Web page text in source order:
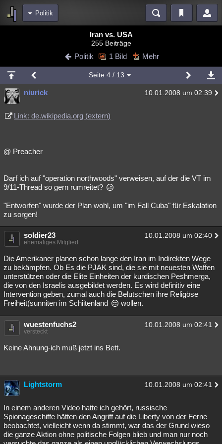
Politik
Blogs Videos
Chat Wiki Neuigkeiten
meine Rubriken
Menschen Mystery Kriminalfälle
Spiritualität Verschwörungen
weitere Rubriken
Astronomie Helpdesk Gruppen Gaming Filme
Musik Clash Verbesserungen Allmystery English
Übersichten
Besucht Teilgenommen Geschlossen
Iran vs. USA
255 Beiträge
Politik 1 Bild Mehr
Seite 4/ 13
niurick 10.01.2008 um 02:39
Link: de.wikipedia.org (extern)
@ Preacher
Darf ich auf "operation northwoods" verweisen, auf der die VT im
9/11-Thread so gern rumreitet?
"Entworfen" wurde der Plan wohl, um "im Fall Cuba" für Eskalation
zu sorgen!
soldier23 10.01.2008 um 02:40
ehemaliges Mitglied
Die Amerikaner planen schon lange den Iran im Indirekten Wege
zu bekämpfen. Ob Es die PJAK sind, die sie mit neuesten Waffen
unterstützen oder die Elite Einheiten der kurdischen Peshmerga,
die von den Israelis ausgebildet werden. Es wird definitiv eine
Intervention geben, zumal auch die Belutschen ihre Religöse
Freiheit(sunniten im Schiitenland
wollen.
wuestenfuchs2 10.01.2008 um 02:41
versteckt
Keine Ahnung-ich muß jetzt ins Bett.
Lightstorm 10.01.2008 um 02:41
In einem anderen Video hatte ich gehört, russische
Spionageschiffe hätten den Angriff auf die Liberty von der Ferne
beobachtet, vielleicht wenn da stimmt, war das der Grund wieso
die ganze Aktion ohne politische Folgen blieb und man nur noch